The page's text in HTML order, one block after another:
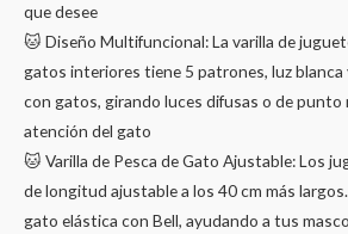
que desee
🐱 Diseño Multifuncional: La varilla de
gatos interiores tiene 5 patrones, luz blanca
con gatos, girando luces difusas o de punto
atención del gato
🐱 Varilla de Pesca de Gato Ajustable: Los
de longitud ajustable a los 40 cm más
gato elástica con Bell, ayudando a tus